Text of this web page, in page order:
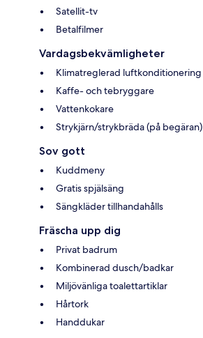
Satellit-tv
Betalfilmer
Vardagsbekvämligheter
Klimatreglerad luftkonditionering
Kaffe- och tebryggare
Vattenkokare
Strykjärn/strykbräda (på begäran)
Sov gott
Kuddmeny
Gratis spjälsäng
Sängkläder tillhandahålls
Fräscha upp dig
Privat badrum
Kombinerad dusch/badkar
Miljövänliga toalettartiklar
Hårtork
Handdukar